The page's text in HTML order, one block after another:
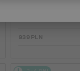
939 PLN